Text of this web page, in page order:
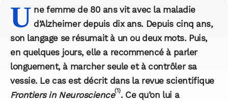
U ne femme de 80 ans vit avec la maladie
d’Alzheimer depuis dix ans. Depuis cinq ans,
son langage se résumait à un ou deux mots. Puis,
en quelques jours, elle a recommencé à parler
longuement, à marcher seule et à contrôler sa
vessie. Le cas est décrit dans la revue scientifique
Frontiers in Neuroscience(1). Ce qu’on lui a